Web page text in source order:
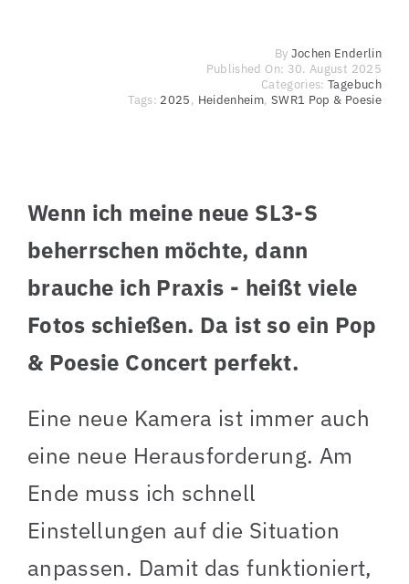
By Jochen Enderlin
Published On: 30. August 2025
Categories:Tagebuch
Tags: 2025, Heidenheim, SWR1 Pop & Poesie
Wenn ich meine neue SL3-S
beherrschen möchte, dann
brauche ich Praxis - heißt viele
Fotos schießen. Da ist so ein Pop
& Poesie Concert perfekt.
Eine neue Kamera ist immer auch
eine neue Herausforderung. Am
Ende muss ich schnell
Einstellungen auf die Situation
anpassen. Damit das funktioniert,